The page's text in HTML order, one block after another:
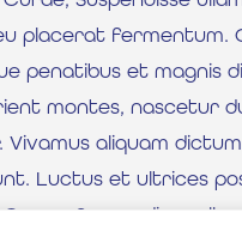
placerat fermentum.
penatibus et magnis
montes, nascetur
aliquam
Luctus et ultrices
Curae; Suspendisse